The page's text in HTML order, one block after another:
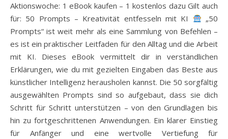
Aktionswoche: 1 eBook kaufen – 1 kostenlos dazu Gilt auch
für: 50 Prompts – Kreativität entfesseln mit KI
„50
Prompts“ ist weit mehr als eine Sammlung von Befehlen –
es ist ein praktischer Leitfaden für den Alltag und die Arbeit
mit KI. Dieses eBook vermittelt dir in verständlichen
Erklärungen, wie du mit gezielten Eingaben das Beste aus
künstlicher Intelligenz herausholen kannst. Die 50 sorgfältig
ausgewählten Prompts sind so aufgebaut, dass sie dich
Schritt für Schritt unterstützen – von den Grundlagen bis
hin zu fortgeschrittenen Anwendungen. Ein klarer Einstieg
für Anfänger und eine wertvolle Vertiefung für